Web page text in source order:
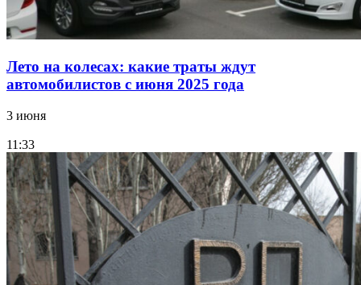
Лето на колесах: какие траты ждут
автомобилистов с июня 2025 года
3 июня
11:33